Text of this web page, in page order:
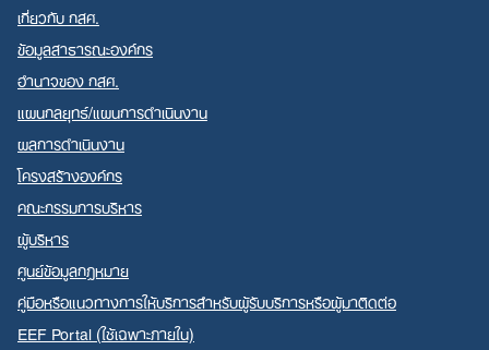
เกี่ยวกับ กสศ.
ข้อมูลสาธารณะองค์กร
อำนาจของ กสศ.
แผนกลยุทธ์/แผนการดำเนินงาน
ผลการดำเนินงาน
โครงสร้างองค์กร
คณะกรรมการบริหาร
ผู้บริหาร
ศูนย์ข้อมูลกฎหมาย
คู่มือหรือแนวทางการให้บริการสำหรับผู้รับบริการหรือผู้มาติดต่อ
EEF Portal (ใช้เฉพาะภายใน)